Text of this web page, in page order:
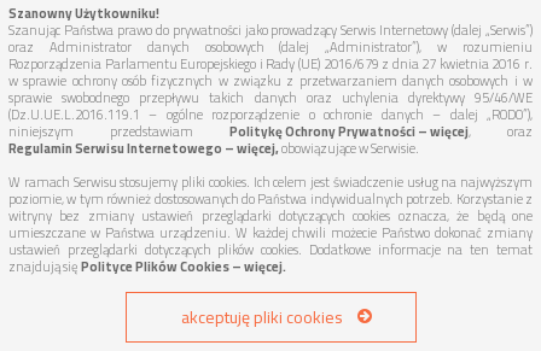
Szanowny Użytkowniku!
Szanując Państwa prawo do prywatności jako prowadzący Serwis Internetowy (dalej „Serwis”)
oraz Administrator danych osobowych (dalej „Administrator”), w rozumieniu
Rozporządzenia Parlamentu Europejskiego i Rady (UE) 2016/679 z dnia 27 kwietnia 2016 r.
w sprawie ochrony osób fizycznych w związku z przetwarzaniem danych osobowych i w
sprawie swobodnego przepływu takich danych oraz uchylenia dyrektywy 95/46/WE
(Dz.U.UE.L.2016.119.1 – ogólne rozporządzenie o ochronie danych – dalej „RODO”),
niniejszym przedstawiam Politykę Ochrony Prywatności – więcej, oraz
Regulamin Serwisu Internetowego – więcej,obowiązujące w Serwisie.
W ramach Serwisu stosujemy pliki cookies. Ich celem jest świadczenie usług na najwyższym
poziomie, w tym również dostosowanych do Państwa indywidualnych potrzeb. Korzystanie z
witryny bez zmiany ustawień przeglądarki dotyczących cookies oznacza, że będą one
umieszczane w Państwa urządzeniu. W każdej chwili możecie Państwo dokonać zmiany
ustawień przeglądarki dotyczących plików cookies. Dodatkowe informacje na ten temat
znajdują sięPolityce Plików Cookies – więcej.
akceptuję pliki cookies